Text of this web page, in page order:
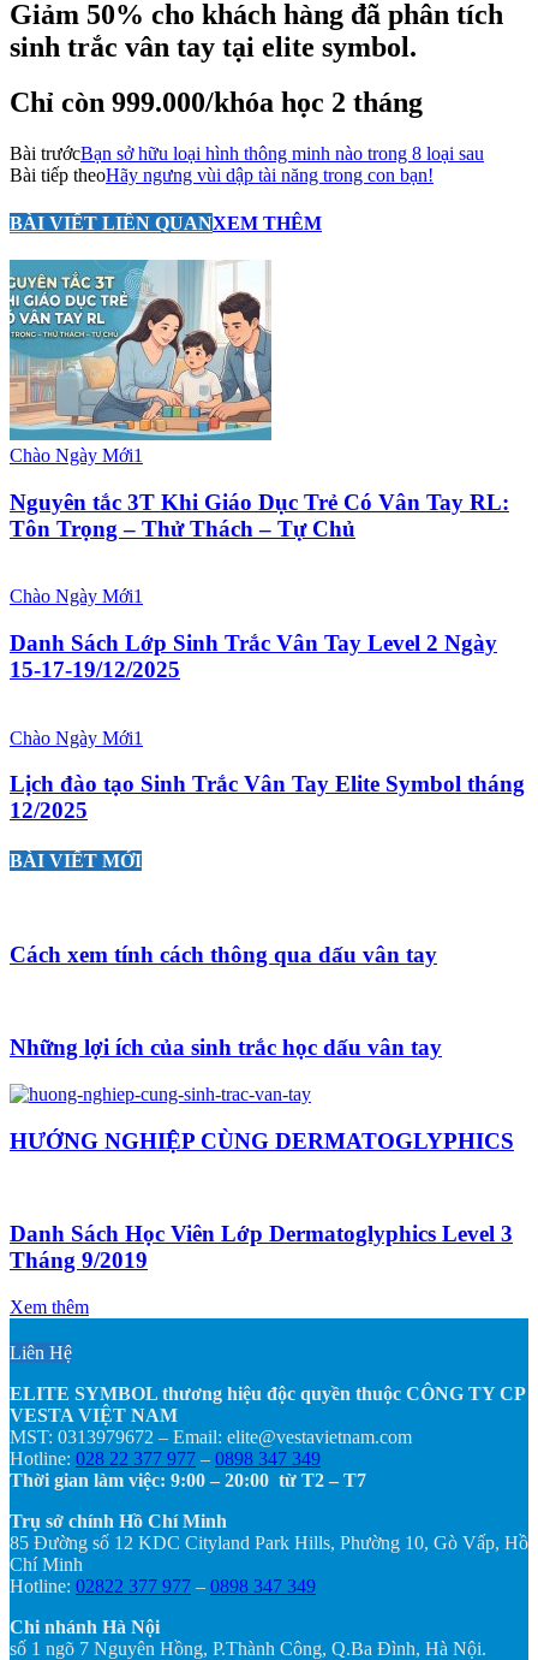
Giảm 50% cho khách hàng đã phân tích
sinh trắc vân tay tại elite symbol.
Chỉ còn 999.000/khóa học 2 tháng
Bài trướcBạn sở hữu loại hình thông minh nào trong 8 loại sau
Bài tiếp theoHãy ngưng vùi dập tài năng trong con bạn!
BÀI VIẾT LIÊN QUANXEM THÊM
Chào Ngày Mới1
Nguyên tắc 3T Khi Giáo Dục Trẻ Có Vân Tay RL:
Tôn Trọng – Thử Thách – Tự Chủ
Chào Ngày Mới1
Danh Sách Lớp Sinh Trắc Vân Tay Level 2 Ngày
15-17-19/12/2025
Chào Ngày Mới1
Lịch đào tạo Sinh Trắc Vân Tay Elite Symbol tháng
12/2025
BÀI VIẾT MỚI
Cách xem tính cách thông qua dấu vân tay
Những lợi ích của sinh trắc học dấu vân tay
HƯỚNG NGHIỆP CÙNG DERMATOGLYPHICS
Danh Sách Học Viên Lớp Dermatoglyphics Level 3
Tháng 9/2019
Xem thêm
Liên Hệ
ELITE SYMBOL thương hiệu độc quyền thuộc CÔNG TY CP
VESTA VIỆT NAM
MST: 0313979672 – Email: elite@vestavietnam.com
Hotline: 028 22 377 977 – 0898 347 349
Thời gian làm việc: 9:00 – 20:00 từ T2 – T7
Trụ sở chính Hồ Chí Minh
85 Đường số 12 KDC Cityland Park Hills, Phường 10, Gò Vấp, Hồ
Chí Minh
Hotline: 02822 377 977 – 0898 347 349
Chi nhánh Hà Nội
số 1 ngõ 7 Nguyên Hồng, P.Thành Công, Q.Ba Đình, Hà Nội.